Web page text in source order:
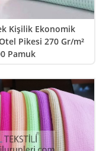
Kişilik Ekonomik
Pikesi 270 Gr/m²
Pamuk